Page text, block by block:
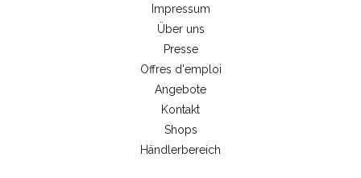
Impressum
Über uns
Presse
Offres d'emploi
Angebote
Kontakt
Shops
Händlerbereich